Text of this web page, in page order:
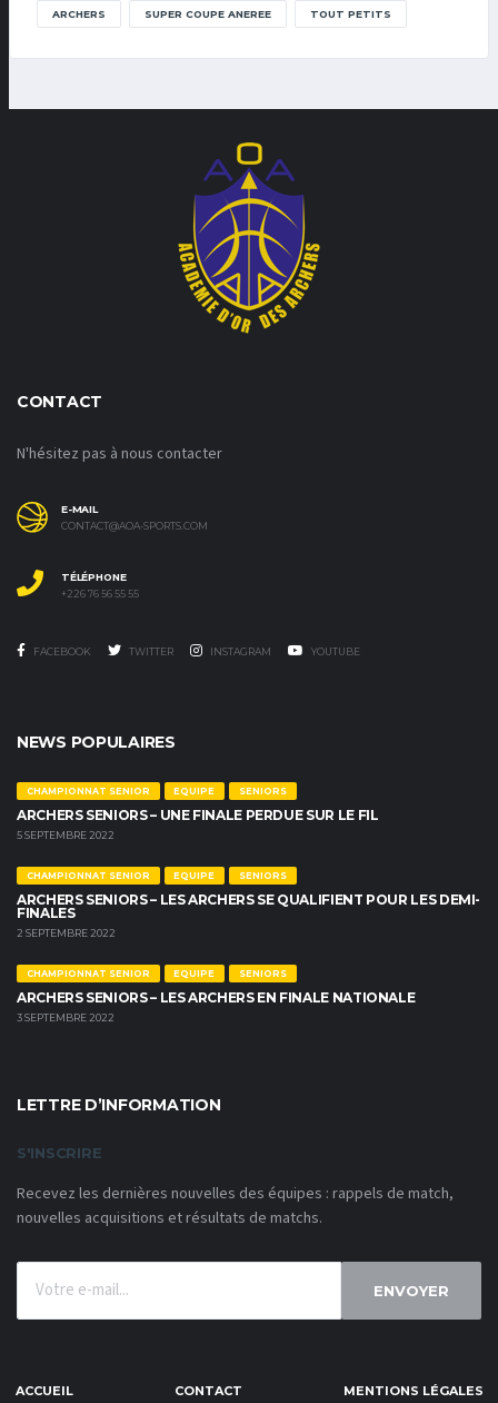
ARCHERS SUPER COUPE ANEREE TOUT PETITS
CONTACT
N'hésitez pas à nous contacter
E-MAIL
CONTACT@AOA-SPORTS.COM
TÉLÉPHONE
+226 76 56 55 55
FACEBOOK TWITTER INSTAGRAM YOUTUBE
NEWS POPULAIRES
CHAMPIONNAT SENIOR EQUIPE SENIORS
ARCHERS SENIORS – UNE FINALE PERDUE SUR LE FIL
5 SEPTEMBRE 2022
CHAMPIONNAT SENIOR EQUIPE SENIORS
ARCHERS SENIORS – LES ARCHERS SE QUALIFIENT POUR LES DEMI-
FINALES
2 SEPTEMBRE 2022
CHAMPIONNAT SENIOR EQUIPE SENIORS
ARCHERS SENIORS – LES ARCHERS EN FINALE NATIONALE
3 SEPTEMBRE 2022
LETTRE D’INFORMATION
S'INSCRIRE
Recevez les dernières nouvelles des équipes : rappels de match,
nouvelles acquisitions et résultats de matchs.
ENVOYER
ACCUEIL CONTACT MENTIONS LÉGALES